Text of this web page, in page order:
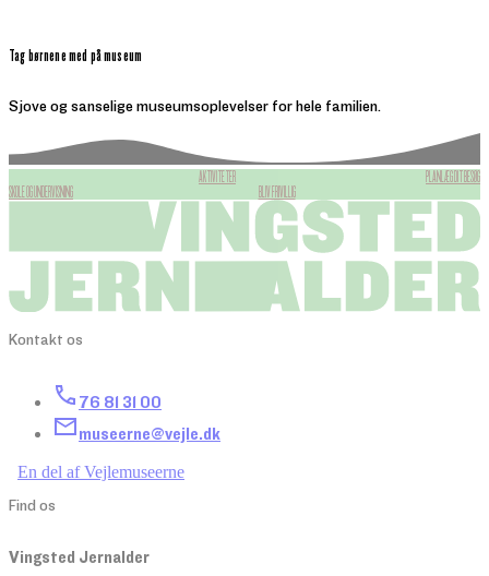
Tag børnene med på museum
Sjove og sanselige museumsoplevelser for hele familien.
AKTIVITETER PLANLÆG DIT BESØG
SKOLE OG UNDERVISNING BLIV FRIVILLIG
Kontakt os
76 81 31 00
museerne@vejle.dk
En del af Vejlemuseerne
Find os
Vingsted Jernalder